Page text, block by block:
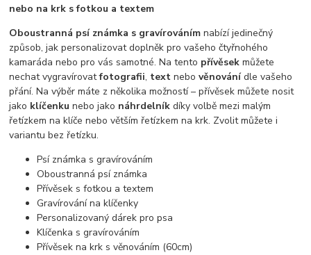
nebo na krk s fotkou a textem
Oboustranná psí známka s gravírováním nabízí jedinečný
způsob, jak personalizovat doplněk pro vašeho čtyřnohého
kamaráda nebo pro vás samotné. Na tento přívěsek můžete
nechat vygravírovatfotografii, text nebověnovánídle vašeho
přání. Na výběr máte z několika možností – přívěsek můžete nosit
jako klíčenku nebo jako náhrdelník díky volbě mezi malým
řetízkem na klíče nebo větším řetízkem na krk. Zvolit můžete i
variantu bez řetízku.
Psí známka s gravírováním
Oboustranná psí známka
Přívěsek s fotkou a textem
Gravírování na klíčenky
Personalizovaný dárek pro psa
Klíčenka s gravírováním
Přívěsek na krk s věnováním (60cm)